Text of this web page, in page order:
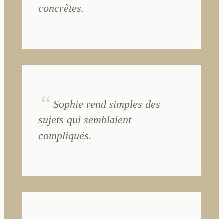
concrètes.
Sophie rend simples des
sujets qui semblaient
compliqués.